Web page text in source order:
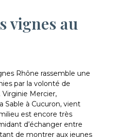
vignes au
Rhône rassemble une
par la volonté de
Mercier,
Sable à Cucuron, vient
est encore très
d’échanger entre
de montrer aux jeunes